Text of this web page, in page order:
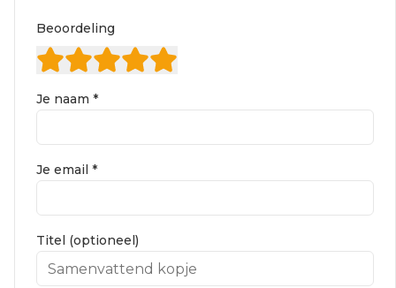
Beoordeling
Je naam *
Je email *
Titel (optioneel)